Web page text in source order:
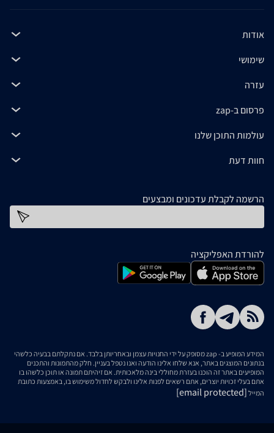
אודות
שימושי
עזרה
פרסום ב-zap
עולמות התוכן שלנו
חוות דעת
הרשמה לקבלת עדכונים ומבצעים
להורדת האפליקציה
המידע המופיע ב- zap מסופק על ידי החנויות עצמן ובאחריותן בלבד. אם נתקלתם בבעיה כלשהי
בנתונים המוצגים באתר, אנא שלחו אלינו הודעה ואנו נטפל בעניין. חלק מהתמונות והתכנים
המופיעים באתר זה הוכנו בעזרת מחוללי בינה מלאכותית. אם זיהיתם תמונה או תוכן כלשהו בו
אתם בעלי זכויות יוצרים, אתם רשאים לפנות אלינו ולבקש לחדול משימוש בו, באמצעות כתובת
המייל [email protected]